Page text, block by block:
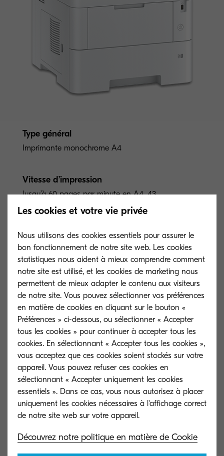
Type général
Imprimante monochrome A4
Vitesse d’impression
Jusqu’à 60 pages par minute en A4, 43
ppm en duplex
Temps de préchauffage
25 secondes ou moins à partir de la mise
sous tension
Consommation électrique
En impression : 710.2 W, En attente : 9 W,
En mode veille : 0,5 W
Garantie
Tous les appareils Ecosys achetés et
installés dans la région du BéLux via les
canaux de distribution officiels de
Kyocera bénéficient d'une garantie
standard de 36 mois sur site.
Les cookies et votre vie privée
Nous utilisons des cookies essentiels pour assurer le
bon fonctionnement de notre site web. Les cookies
statistiques nous aident à mieux comprendre comment
notre site est utilisé, et les cookies de marketing nous
permettent de mieux adapter le contenu aux visiteurs
de notre site. Vous pouvez sélectionner vos préférences
en matière de cookies en cliquant sur le bouton «
Préférences » ci-dessous, ou sélectionner « Accepter
tous les cookies » pour continuer à accepter tous les
cookies. En sélectionnant « Accepter tous les cookies »,
vous acceptez que ces cookies soient stockés sur votre
appareil. Vous pouvez refuser ces cookies en
sélectionnant « Accepter uniquement les cookies
essentiels ». Dans ce cas, vous nous autorisez à placer
uniquement les cookies nécessaires à l'affichage correct
Découvrez notre politique en matière de Cookie